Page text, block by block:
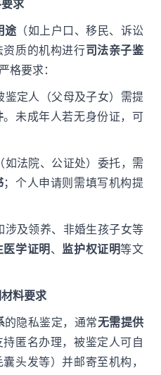
求
途（如上户口、移民、诉讼
质的机构进行司法亲子鉴
格要求：
鉴定人（父母及子女）需提
。未成年人若无身份证，可
如法院、公证处）委托，需
；个人申请则需填写机构提
涉及领养、非婚生孩子女等
医学证明 、 监护权证明等文
料要求
的隐私鉴定，通常无需提供
匿名办理，被鉴定人可自
头发等）并邮寄至机构，